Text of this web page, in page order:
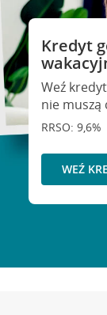
Kredyt
Weź
nie muszą
RRSO: 9,6%
WEŹ